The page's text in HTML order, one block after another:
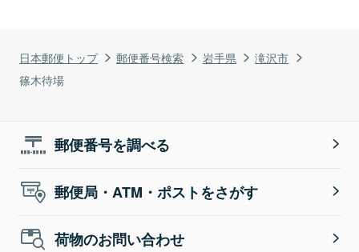
日本郵便トップ 郵便番号検索 岩手県
滝沢市
篠木待場
郵便番号を調べる
郵便局・ATM・ポストをさがす
荷物のお問い合わせ